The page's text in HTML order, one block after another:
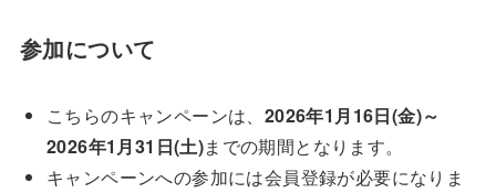
参加について
こちらのキャンペーンは、 2026年1月16日(金)～
2026年1月31日(土)までの期間となります。
キャンペーンへの参加には会員登録が必要になりま